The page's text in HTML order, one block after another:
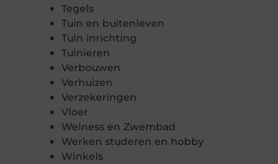
Tegels
Tuin en buitenleven
Tuin inrichting
Tuinieren
Verbouwen
Verhuizen
Verzekeringen
Vloer
Welness en Zwembad
Werken studeren en hobby
Winkels